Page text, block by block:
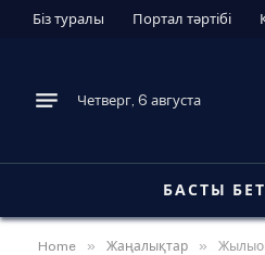
Біз туралы Портал тәртібі
Четверг, 6 августа
БАСТЫ БЕТ
Home » Жаңалықтар »